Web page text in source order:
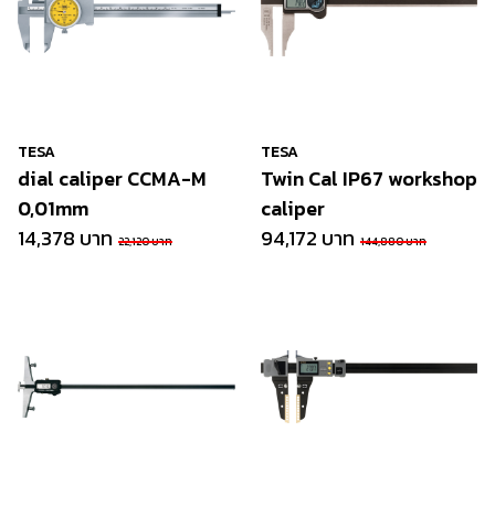
TESA
dial caliper CCMA-M
0,01mm
14,378 บาท 22,120 บาท
TESA
Twin Cal IP67 workshop
caliper
94,172 บาท 144,880 บาท